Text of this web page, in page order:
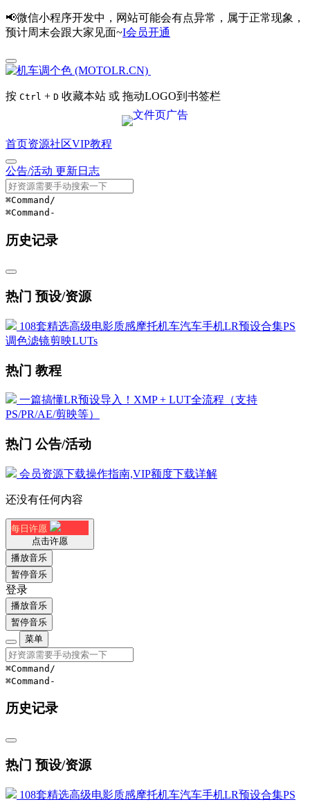
📢微信小程序开发中，网站可能会有点异常，属于正常现象，
预计周末会跟大家见面~I会员开通
按 Ctrl + D 收藏本站 或 拖动LOGO到书签栏
首页资源社区VIP教程
公告/活动 更新日志
⌘Command /
⌘Command -
历史记录
热门 预设/资源
108套精选高级电影质感摩托机车汽车手机LR预设合集PS
调色滤镜剪映LUTs
热门 教程
一篇搞懂LR预设导入！XMP + LUT全流程（支持
PS/PR/AE/剪映等）
热门 公告/活动
会员资源下载操作指南,VIP额度下载详解
还没有任何内容
每日许愿
点击许愿
播放音乐
暂停音乐
登录
播放音乐
暂停音乐
菜单
⌘Command /
⌘Command -
历史记录
热门 预设/资源
108套精选高级电影质感摩托机车汽车手机LR预设合集PS